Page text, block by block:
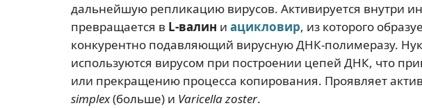
дальнейшую репликацию вирусов. Активируется внутри
превращается в L-валин и ацикловир, из которого
конкурентно подавляющий вирусную ДНК-полимеразу.
используются вирусом при построении цепей ДНК, что
или прекращению процесса копирования. Проявляет
simplex(больше) и Varicella zoster.